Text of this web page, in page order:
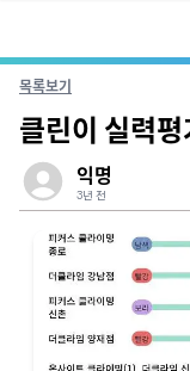
목록보기
클린이 실력
익명
3년 전